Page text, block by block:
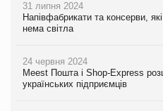
31 липня 2024
Напівфабрикати та консерви,
нема світла
24 червня 2024
Meest Пошта і Shop-Express
українських підприємців